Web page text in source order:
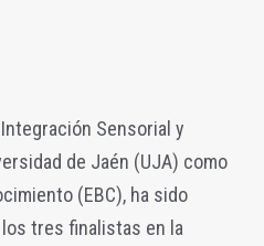
Sensorial y
de Jaén (UJA) como
(EBC), ha sido
tres finalistas en la